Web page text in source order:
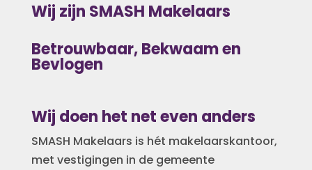
Wij zijn SMASH Makelaars
Betrouwbaar, Bekwaam en
Bevlogen
Wij doen het net even anders
SMASH Makelaars is hét makelaarskantoor,
met vestigingen in de gemeente